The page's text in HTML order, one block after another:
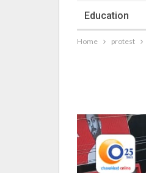
Education
Home protest